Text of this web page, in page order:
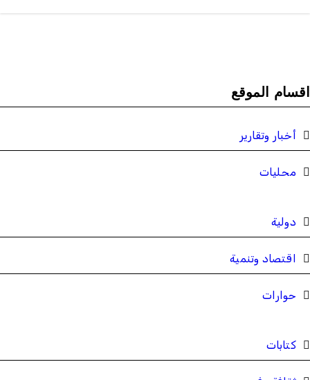
اقسام الموقع
أخبار وتقارير
محليات
دولية
اقتصاد وتنمية
حوارات
كتابات